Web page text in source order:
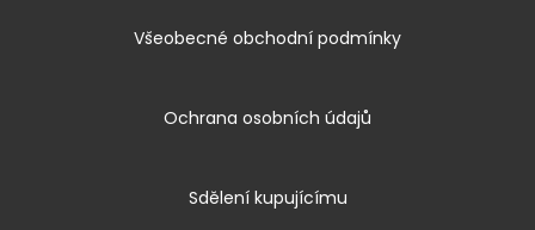
Všeobecné obchodní podmínky
Ochrana osobních údajů
Sdělení kupujícímu